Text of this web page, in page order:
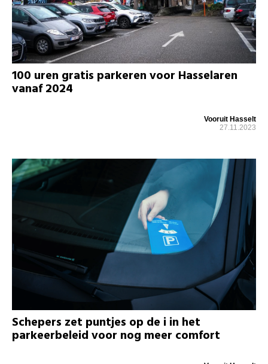
100 uren gratis parkeren voor Hasselaren
vanaf 2024
Vooruit Hasselt
27.11.2023
Schepers zet puntjes op de i in het
parkeerbeleid voor nog meer comfort